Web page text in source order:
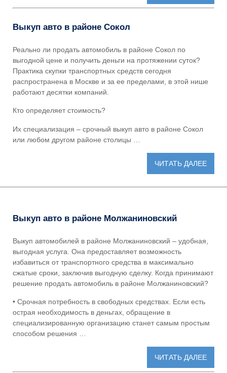
Выкуп авто в районе Сокол
Реально ли продать автомобиль в районе Сокол по
выгодной цене и получить деньги на протяжении суток?
Практика скупки транспортных средств сегодня
распространена в Москве и за ее пределами, в этой нише
работают десятки компаний.
Кто определяет стоимость?
Их специализация – срочный выкуп авто в районе Сокол
или любом другом районе столицы …
ЧИТАТЬ ДАЛЕЕ
Выкуп авто в районе Молжаниновский
Выкуп автомобилей в районе Молжаниновский – удобная,
выгодная услуга. Она предоставляет возможность
избавиться от транспортного средства в максимально
сжатые сроки, заключив выгодную сделку. Когда принимают
решение продать автомобиль в районе Молжаниновский?
• Срочная потребность в свободных средствах. Если есть
острая необходимость в деньгах, обращение в
специализированную организацию станет самым простым
способом решения …
ЧИТАТЬ ДАЛЕЕ